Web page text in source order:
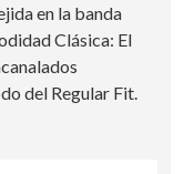
en la banda
Clásica: El
del Regular Fit.